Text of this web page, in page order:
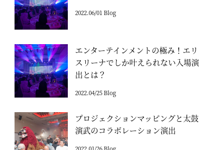
2022.06/01 Blog
エンターテインメントの極み！エリ
スリーナでしか叶えられない入場演
出とは？
2022.04/25 Blog
プロジェクションマッピングと太鼓
演武のコラボレーション演出
2022.01/26 Blog